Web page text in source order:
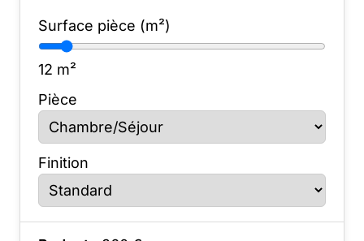
Surface pièce (m²)
12 m²
Pièce
Finition